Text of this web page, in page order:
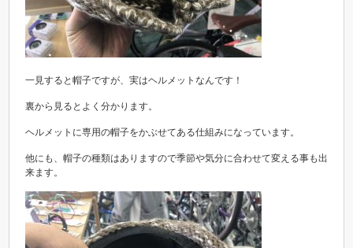
一見すると帽子ですが、実はヘルメットなんです！
裏から見るとよく分かります。
ヘルメットに専用の帽子をかぶせてある仕組みになっています。
他にも、帽子の種類はありますので季節や気分に合わせて変える事も出
来ます。